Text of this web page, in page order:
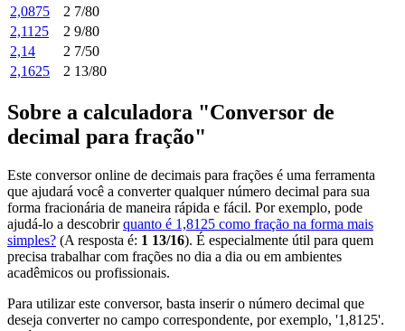
2,0875
2 7/80
2,1125
2 9/80
2,14
2 7/50
2,1625
2 13/80
Sobre a calculadora "Conversor de
decimal para fração"
Este conversor online de decimais para frações é uma ferramenta
que ajudará você a converter qualquer número decimal para sua
forma fracionária de maneira rápida e fácil. Por exemplo, pode
ajudá-lo a descobrirquanto é 1,8125 como fração na forma mais
simples? (A resposta é: 1 13/16). É especialmente útil para quem
precisa trabalhar com frações no dia a dia ou em ambientes
acadêmicos ou profissionais.
Para utilizar este conversor, basta inserir o número decimal que
deseja converter no campo correspondente, por exemplo, '1,8125'.